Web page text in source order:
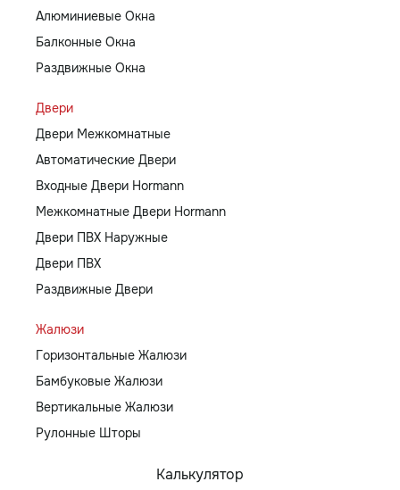
Алюминиевые Окна
Балконные Окна
Раздвижные Окна
Двери
Двери Межкомнатные
Автоматические Двери
Входные Двери Hormann
Межкомнатные Двери Hormann
Двери ПВХ Наружные
Двери ПВХ
Раздвижные Двери
Жалюзи
Горизонтальные Жалюзи
Бамбуковые Жалюзи
Вертикальные Жалюзи
Рулонные Шторы
Калькулятор